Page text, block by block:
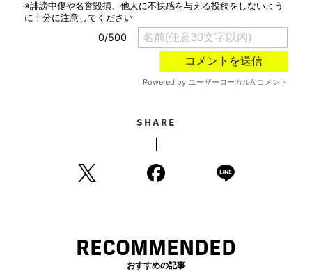
SHARE
RECOMMENDED
おすすめの記事